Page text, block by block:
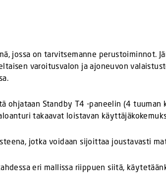
jossa on tarvitsemanne perustoiminnot.
varoitusvalon ja ajoneuvon
ohjataan Standby T4 -paneelin (4
takaavat loistavan
jotka voidaan sijoittaa joustavasti
eri mallissa riippuen siitä,